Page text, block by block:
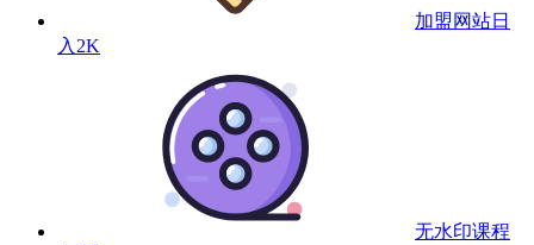
加盟网站日
入2K
无水印课程